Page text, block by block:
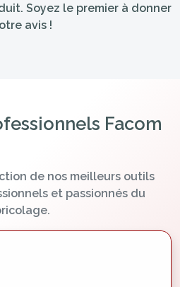
Soyez le premier à donner
avis !
Facom
de nos meilleurs outils
et passionnés du